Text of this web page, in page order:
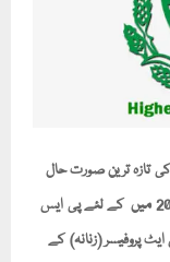
تازہ ترین صورت حال
درج ذیل ہے:ایسوسی ایٹ پروفیسرز(مردانہ) گریڈ 19 سے20 میں کے لئے پی ایس
پروفیسر (زنانہ) کے